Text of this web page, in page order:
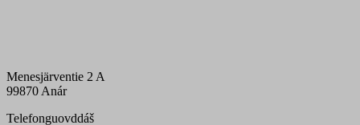
Menesjärventie 2 A
99870 Anár
Telefonguovddáš